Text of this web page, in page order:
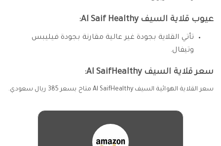
عيوب قلاية السيف Al Saif Healthy:
تأتي القلاية بجودة غير عالية مقارنة بجودة فيليبس
وتيفال.
سعر قلاية السيف Al SaifHealthy:
سعر القلاية الهوائية السيف Al SaifHealthy متاح بسعر 385 ريال سعودي.